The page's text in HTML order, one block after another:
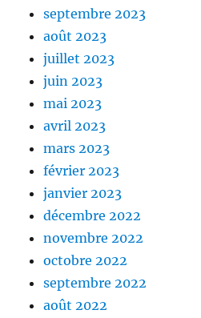
septembre 2023
août 2023
juillet 2023
juin 2023
mai 2023
avril 2023
mars 2023
février 2023
janvier 2023
décembre 2022
novembre 2022
octobre 2022
septembre 2022
août 2022